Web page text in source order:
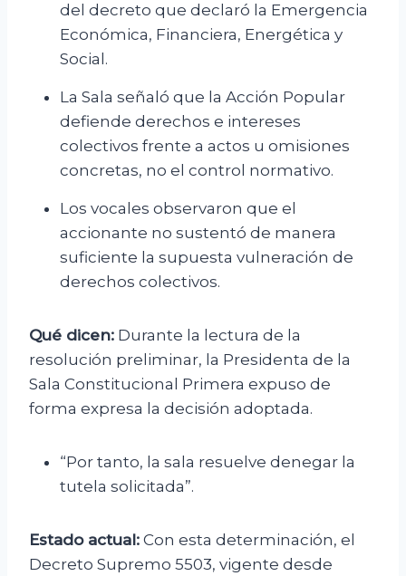
del decreto que declaró la Emergencia
Económica, Financiera, Energética y
Social.
La Sala señaló que la Acción Popular
defiende derechos e intereses
colectivos frente a actos u omisiones
concretas, no el control normativo.
Los vocales observaron que el
accionante no sustentó de manera
suficiente la supuesta vulneración de
derechos colectivos.
Qué dicen: Durante la lectura de la
resolución preliminar, la Presidenta de la
Sala Constitucional Primera expuso de
forma expresa la decisión adoptada.
“Por tanto, la sala resuelve denegar la
tutela solicitada”.
Estado actual: Con esta determinación, el
Decreto Supremo 5503, vigente desde